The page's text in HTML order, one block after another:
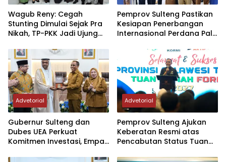
Wagub Reny: Cegah
Stunting Dimulai Sejak Pra
Nikah, TP-PKK Jadi Ujung
Pemprov Sulteng Pastikan
Kesiapan Penerbangan
Internasional Perdana Palu
Advetorial
Gubernur Sulteng dan
Dubes UEA Perkuat
Komitmen Investasi, Empat
Advetorial
Pemprov Sulteng Ajukan
Keberatan Resmi atas
Pencabutan Status Tuan